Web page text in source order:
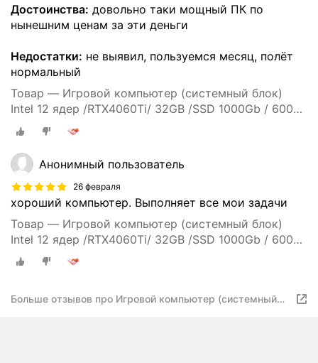
Достоинства: довольно таки мощный ПК по
нынешним ценам за эти деньги
Недостатки: не выявил, пользуемся месяц, полёт
нормальный
Товар — Игровой компьютер (системный блок)
Intel 12 ядер /RTX4060Ti/ 32GB /SSD 1000Gb / 600W
/ WIN 10 PRO
Анонимный пользователь
26 февраля
хороший компьютер. Выполняет все мои задачи
Товар — Игровой компьютер (системный блок)
Intel 12 ядер /RTX4060Ti/ 32GB /SSD 1000Gb / 600W
/ WIN 10 PRO
Больше отзывов про Игровой компьютер (системный